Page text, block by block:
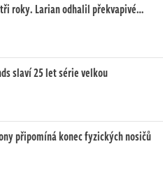
roky. Larian odhalil překvapivé…
slaví 25 let série velkou
připomíná konec fyzických nosičů